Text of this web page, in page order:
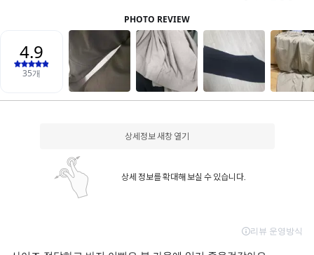
상세정보 새창 열기
상세 정보를 확대해 보실 수 있습니다.